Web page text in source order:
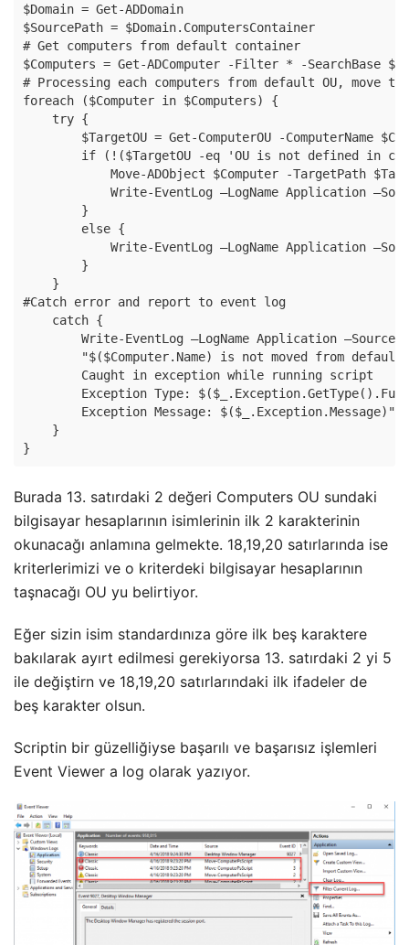
$Domain = Get-ADDomain
$SourcePath = $Domain.ComputersContainer
# Get computers from default container
$Computers = Get-ADComputer -Filter * -SearchBase
# Processing each computers from default OU, move
foreach ($Computer in $Computers) {
    try {
$TargetOU = Get-ComputerOU -ComputerName
if (!($TargetOU -eq 'OU is not defined in
Move-ADObject $Computer -TargetPath
Write-EventLog –LogName Application
        }
        else {
Write-EventLog –LogName Application
        }
    }
#Catch error and report to event log
    catch {
Write-EventLog –LogName Application –Source
"$($Computer.Name) is not moved from default
        Caught in exception while running script
Exception Type:
        Exception Message: $($_.Exception.Message)"
    }
}
Burada 13. satırdaki 2 değeri Computers OU sundaki
bilgisayar hesaplarının isimlerinin ilk 2 karakterinin
okunacağı anlamına gelmekte. 18,19,20 satırlarında ise
kriterlerimizi ve o kriterdeki bilgisayar hesaplarının
taşnacağı OU yu belirtiyor.
Eğer sizin isim standardınıza göre ilk beş karaktere
bakılarak ayırt edilmesi gerekiyorsa 13. satırdaki 2 yi 5
ile değiştirn ve 18,19,20 satırlarındaki ilk ifadeler de
beş karakter olsun.
Scriptin bir güzelliğiyse başarılı ve başarısız işlemleri
Event Viewer a log olarak yazıyor.